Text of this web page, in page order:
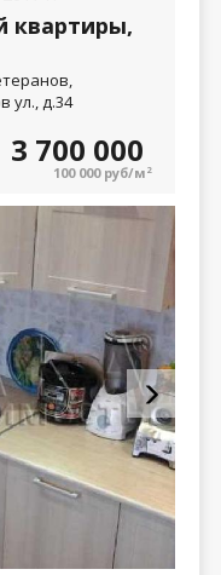
квартиры,
ул., д.34
3 700 000
100 000 руб/м 2